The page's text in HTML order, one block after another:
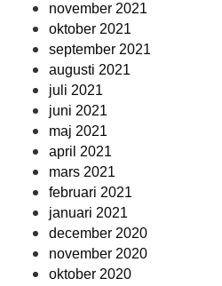
november 2021
oktober 2021
september 2021
augusti 2021
juli 2021
juni 2021
maj 2021
april 2021
mars 2021
februari 2021
januari 2021
december 2020
november 2020
oktober 2020